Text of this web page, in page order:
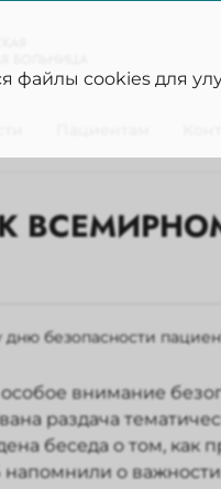
файлы cookies для
внимание
раздача
беседа о том, как
о